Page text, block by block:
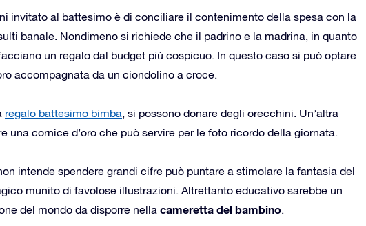
invitato al battesimo è di conciliare il contenimento della spesa con la
banale. Nondimeno si richiede che il padrino e la madrina, in quanto
un regalo dal budget più cospicuo. In questo caso si può optare
accompagnata da un ciondolino a croce.
regalo battesimo bimba, si possono donare degli orecchini. Un’altra
una cornice d’oro che può servire per le foto ricordo della giornata.
intende spendere grandi cifre può puntare a stimolare la fantasia del
munito di favolose illustrazioni. Altrettanto educativo sarebbe un
del mondo da disporre nella cameretta del bambino.